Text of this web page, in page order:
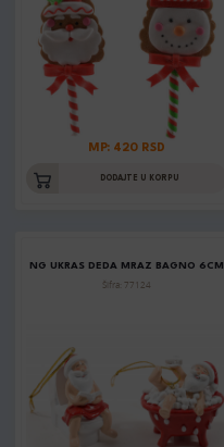
MP: 420 RSD
DODAJTE U KORPU
NG UKRAS DEDA MRAZ BAGNO 6CM
Šifra: 77124